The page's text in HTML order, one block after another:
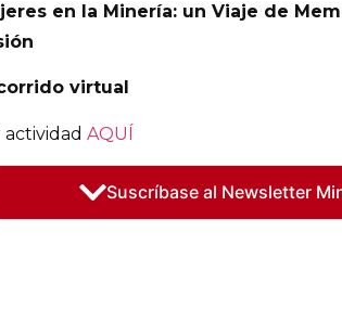
en la Minería: un Viaje de
virtual
actividad AQUÍ
Suscríbase al Newsletter